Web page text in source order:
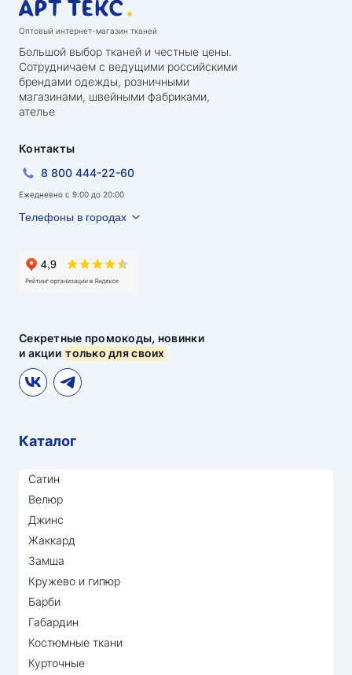
Оптовый интернет-магазин тканей
Большой выбор тканей и честные цены.
Сотрудничаем с ведущими российскими
брендами одежды, розничными
магазинами, швейными фабриками,
ателье
Секретные промокоды, новинки
и акциитолько для своих
Контакты
8 800 444-22-60
Ежедневно с 9:00 до 20:00
Телефоны в городах
Каталог
Сатин
Велюр
Джинс
Жаккард
Замша
Кружево и гипюр
Барби
Габардин
Костюмные ткани
Курточные